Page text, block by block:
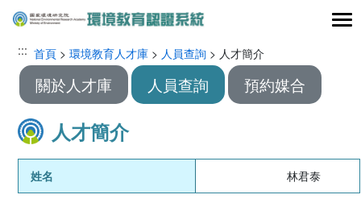
跳到主要內容區塊
:::
::: 首頁 >環境教育人才庫 > 人員查詢 > 人才簡介
關於人才庫 人員查詢 預約媒合
人才簡介
姓名 林君泰